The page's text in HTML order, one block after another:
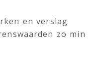
en verslag
zo min